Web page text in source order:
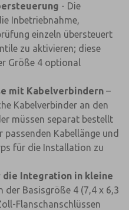
- Die
Inbetriebnahme,
einzeln übersteuert
zu aktivieren; diese
Größe 4 optional
mit Kabelverbindern –
Kabelverbinder an den
müssen separat bestellt
Kabellänge und
für die Installation zu
die Integration in kleine
der Basisgröße 4 (7,4 x 6,3
Flanschanschlüssen